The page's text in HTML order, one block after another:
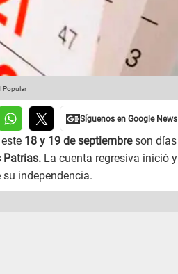
Popular
18 y 19 de septiembreson días
Patrias. La cuenta regresiva inició y
independencia.